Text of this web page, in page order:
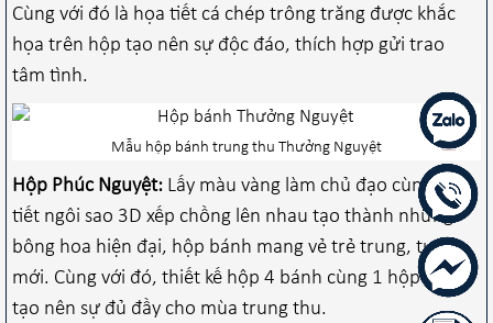
Cùng với đó là họa tiết cá chép trông trăng được khắc
họa trên hộp tạo nên sự độc đáo, thích hợp gửi trao
tâm tình.
Mẫu hộp bánh trung thu Thưởng Nguyệt
Hộp Phúc Nguyệt: Lấy màu vàng làm chủ đạo cùng họa
tiết ngôi sao 3D xếp chồng lên nhau tạo thành những
bông hoa hiện đại, hộp bánh mang vẻ trẻ trung, tươi
mới. Cùng với đó, thiết kế hộp 4 bánh cùng 1 hộp trà,
tạo nên sự đủ đầy cho mùa trung thu.